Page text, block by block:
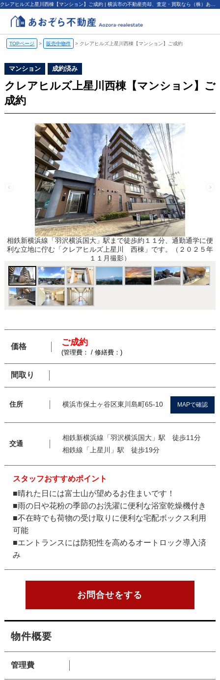
TOPページ > 販売中物件 > クレアヒルズ上星川西棟【マンション】ご成約
マンション 成約済み
クレアヒルズ上星川西棟【マンション】ご
成約
相鉄新横浜線「羽沢横浜国大」駅まで徒歩約１１分、通勤通学に便
利な立地に佇む「クレアヒルズ上星川 西棟」です。（２０２５年
１１月撮影）
価格 ご成約
(管理費： / 修繕費：)
間取り
住所 横浜市保土ヶ谷区東川島町65-10 MAPで確認
交通
相鉄新横浜線「羽沢横浜国大」駅 徒歩11分
相鉄線「上星川」駅 徒歩19分
スタッフおすすめポイント
■晴れた日には富士山が望めるお住まいです！
■雨の日や花粉の季節のお洗濯に便利な浴室乾燥機付き
■不在時でも荷物の受け取りに便利な宅配ボックス利用
可能
■エントランスには防犯性を高めるオートロック導入済
み
お問合せをする
物件概要
管理費